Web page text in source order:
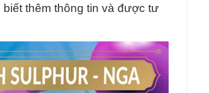
thêm thông tin và được tư